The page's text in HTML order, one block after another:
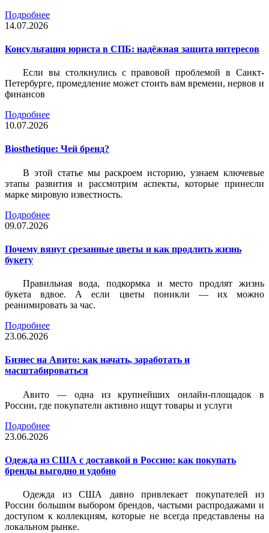
Подробнее
14.07.2026
Консультация юриста в СПБ: надёжная защита интересов
Если вы столкнулись с правовой проблемой в Санкт-
Петербурге, промедление может стоить вам времени, нервов и
финансов
Подробнее
10.07.2026
Biosthetique: Чей бренд?
В этой статье мы раскроем историю, узнаем ключевые
этапы развития и рассмотрим аспекты, которые принесли
марке мировую известность.
Подробнее
09.07.2026
Почему вянут срезанные цветы и как продлить жизнь
букету
Правильная вода, подкормка и место продлят жизнь
букета вдвое. А если цветы поникли — их можно
реанимировать за час.
Подробнее
23.06.2026
Бизнес на Авито: как начать, заработать и
масштабироваться
Авито — одна из крупнейших онлайн-площадок в
России, где покупатели активно ищут товары и услуги
Подробнее
23.06.2026
Одежда из США с доставкой в Россию: как покупать
бренды выгодно и удобно
Одежда из США давно привлекает покупателей из
России большим выбором брендов, частыми распродажами и
доступом к коллекциям, которые не всегда представлены на
локальном рынке.